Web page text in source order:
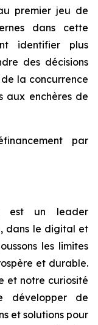
premier jeu de
dans cette
identifier plus
des décisions
la concurrence
aux enchères de
par
est un leader
dans le digital et
les limites
et durable.
et notre curiosité
développer de
et solutions pour